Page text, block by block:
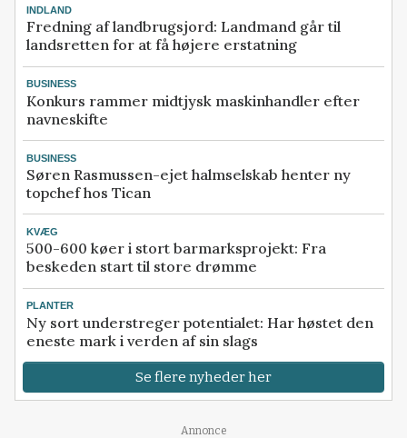
INDLAND
Fredning af landbrugsjord: Landmand går til
landsretten for at få højere erstatning
BUSINESS
Konkurs rammer midtjysk maskinhandler efter
navneskifte
BUSINESS
Søren Rasmussen-ejet halmselskab henter ny
topchef hos Tican
KVÆG
500-600 køer i stort barmarksprojekt: Fra
beskeden start til store drømme
PLANTER
Ny sort understreger potentialet: Har høstet den
eneste mark i verden af sin slags
Se flere nyheder her
Annonce